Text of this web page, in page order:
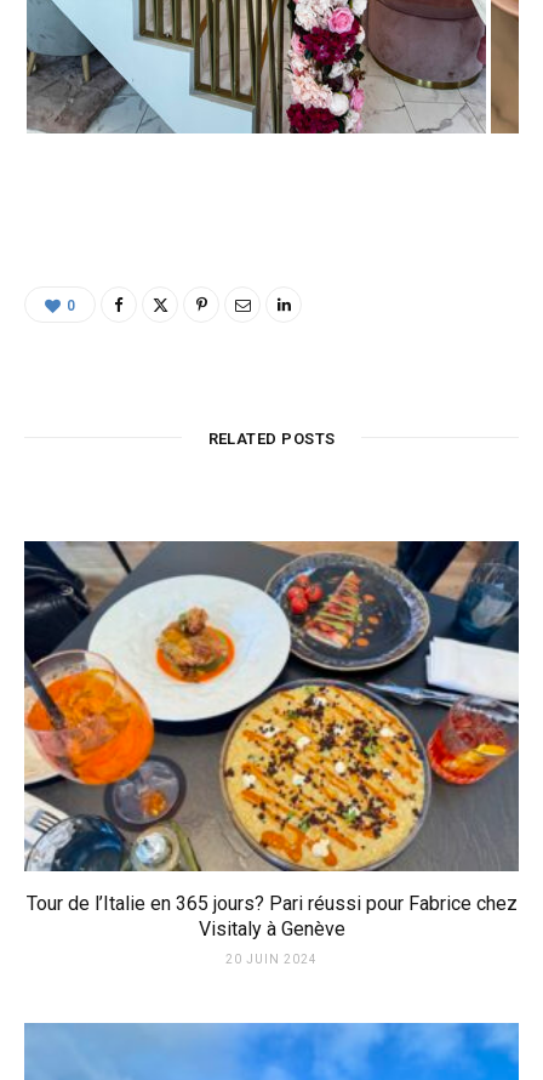
0
RELATED POSTS
Tour de l’Italie en 365 jours? Pari réussi pour Fabrice chez
Visitaly à Genève
20 JUIN 2024